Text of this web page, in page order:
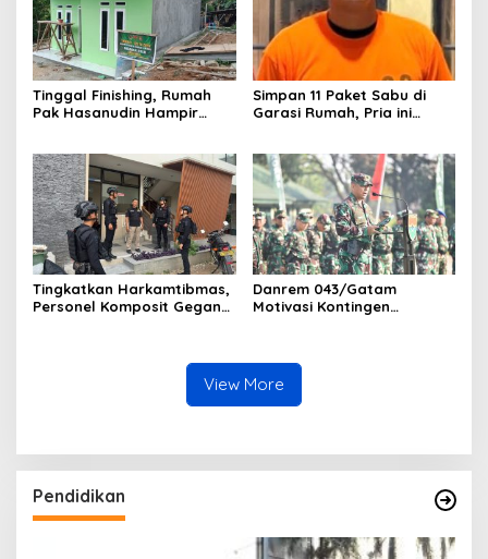
Tinggal Finishing, Rumah
Pak Hasanudin Hampir
Membangun Desa)
Simpan 11 Paket Sabu di
Garasi Rumah, Pria ini
Tingkatkan Harkamtibmas,
Personel Komposit Gegana
Danrem 043/Gatam
Motivasi Kontingen
XXI/Radin Inten
View More
Pendidikan